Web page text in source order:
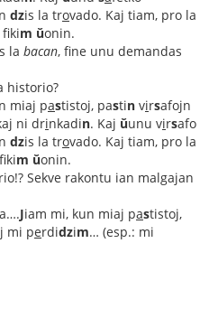
dzis la trovado. Kaj tiam, pro la
fikim ŭonin.
la bacan, fine unu demandas
historio?
miaj pastistoj, pastin virsafojn
ni drinkadin. Kaj ŭunu virsafo
dzis la trovado. Kaj tiam, pro la
m ŭonin.
Sekve rakontu ian malgajan
Jiam mi, kun miaj pastistoj,
mi perdidzim… (esp.: mi